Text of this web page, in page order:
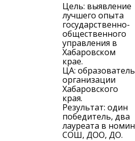
Цель: выявление
лучшего опыта
государственно-
общественного
управления в
Хабаровском
ЦА:
организации
Хабаровского
Результат: один
победитель, два
лауреата в
СОШ, ДОО, ДО.